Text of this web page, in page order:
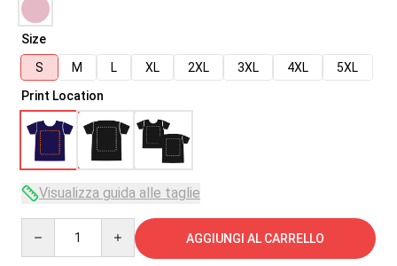
Size
S
M L XL 2XL 3XL 4XL
5XL
Print Location
Visualizza guida alle taglie
AGGIUNGI AL CARRELLO